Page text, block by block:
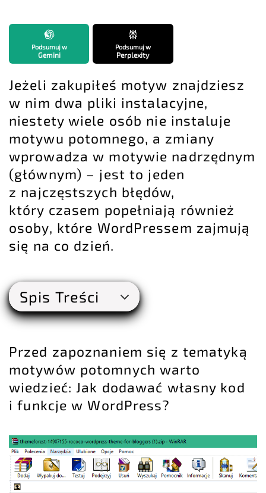
Podsumuj w
Gemini
Podsumuj w
Perplexity
Jeżeli zakupiłeś motyw znajdziesz
w nim dwa pliki instalacyjne,
niestety wiele osób nie instaluje
motywu potomnego, a zmiany
wprowadza w motywie nadrzędnym
(głównym) – jest to jeden
z najczęstszych błędów,
który czasem popełniają również
osoby, które WordPressem zajmują
się na co dzień.
Spis Treści
Przed zapoznaniem się z tematyką
motywów potomnych warto
wiedzieć: Jak dodawać własny kod
i funkcje w WordPress?